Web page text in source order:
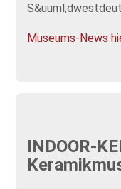
Museums-News
INDOOR-